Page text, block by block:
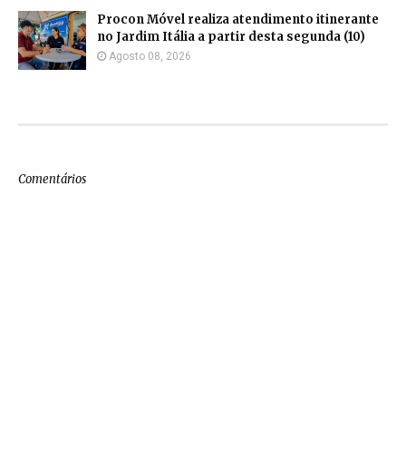
Procon Móvel realiza atendimento itinerante
no Jardim Itália a partir desta segunda (10)
Agosto 08, 2026
Comentários